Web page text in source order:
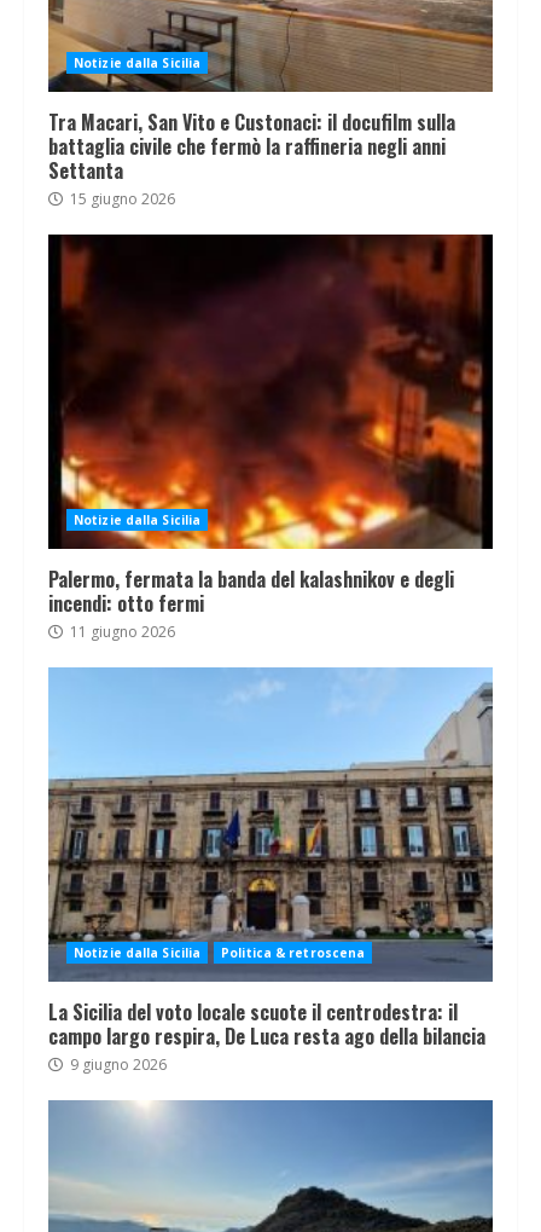
Notizie dalla Sicilia
Tra Macari, San Vito e Custonaci: il docufilm sulla
battaglia civile che fermò la raffineria negli anni
Settanta
15 giugno 2026
Notizie dalla Sicilia
Palermo, fermata la banda del kalashnikov e degli
incendi: otto fermi
11 giugno 2026
Notizie dalla Sicilia Politica & retroscena
La Sicilia del voto locale scuote il centrodestra: il
campo largo respira, De Luca resta ago della bilancia
9 giugno 2026